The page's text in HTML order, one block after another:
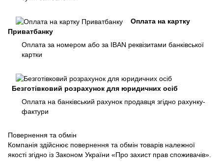
Оплата на картку
Приватбанку
Оплата за номером або за IBAN реквізитами банківської
картки
Безготівковий розрахунок для юридичних осіб
Оплата на банківський рахунок продавця згідно рахунку-
фактури
Повернення та обмін
Компанія здійснює повернення та обмін товарів належної
якості згідно із Законом України «Про захист прав споживачів».